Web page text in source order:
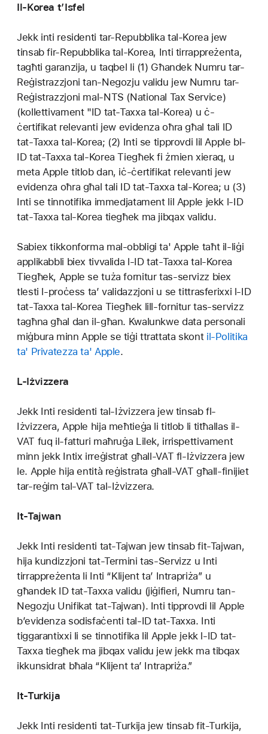
Il-Korea t’Isfel
Jekk inti residenti tar-Repubblika tal-Korea jew
tinsab fir-Repubblika tal-Korea, Inti tirrappreżenta,
tagħti garanzija, u taqbel li (1) Għandek Numru tar-
Reġistrazzjoni tan-Negozju validu jew Numru tar-
Reġistrazzjoni mal-NTS (National Tax Service)
(kollettivament "ID tat-Taxxa tal-Korea) u ċ-
ċertifikat relevanti jew evidenza oħra għal tali ID
tat-Taxxa tal-Korea; (2) Inti se tipprovdi lil Apple bl-
ID tat-Taxxa tal-Korea Tiegħek fi żmien xieraq, u
meta Apple titlob dan, iċ-ċertifikat relevanti jew
evidenza oħra għal tali ID tat-Taxxa tal-Korea; u (3)
Inti se tinnotifika immedjatament lil Apple jekk l-ID
tat-Taxxa tal-Korea tiegħek ma jibqax validu.
Sabiex tikkonforma mal-obbligi ta' Apple taħt il-liġi
applikabbli biex tivvalida l-ID tat-Taxxa tal-Korea
Tiegħek, Apple se tuża fornitur tas-servizz biex
tlesti l-proċess ta’ validazzjoni u se tittrasferixxi l-ID
tat-Taxxa tal-Korea Tiegħek lill-fornitur tas-servizz
tagħna għal dan il-għan. Kwalunkwe data personali
miġbura minn Apple se tiġi ttrattata skont il-Politika
ta' Privatezza ta' Apple.
L-Iżvizzera
Jekk Inti residenti tal-Iżvizzera jew tinsab fl-
Iżvizzera, Apple hija meħtieġa li titlob li titħallas il-
VAT fuq il-fatturi maħruġa Lilek, irrispettivament
minn jekk Intix irreġistrat għall-VAT fl-Iżvizzera jew
le. Apple hija entità reġistrata għall-VAT għall-finijiet
tar-reġim tal-VAT tal-Iżvizzera.
It-Tajwan
Jekk Inti residenti tat-Tajwan jew tinsab fit-Tajwan,
hija kundizzjoni tat-Termini tas-Servizz u Inti
tirrappreżenta li Inti “Klijent ta’ Intrapriża” u
għandek ID tat-Taxxa validu (jiġifieri, Numru tan-
Negozju Unifikat tat-Tajwan). Inti tipprovdi lil Apple
b’evidenza sodisfaċenti tal-ID tat-Taxxa. Inti
tiggarantixxi li se tinnotifika lil Apple jekk l-ID tat-
Taxxa tiegħek ma jibqax validu jew jekk ma tibqax
ikkunsidrat bħala “Klijent ta’ Intrapriża.”
It-Turkija
Jekk Inti residenti tat-Turkija jew tinsab fit-Turkija,